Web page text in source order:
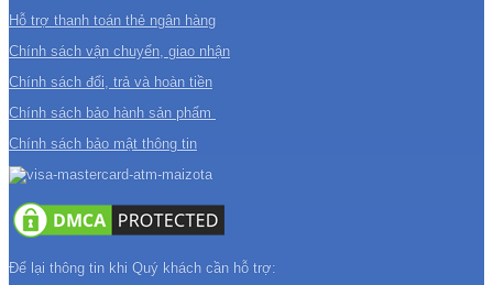
Hỗ trợ thanh toán thẻ ngân hàng
Chính sách vận chuyển, giao nhận
Chính sách đổi, trả và hoàn tiền
Chính sách bảo hành sản phẩm
Chính sách bảo mật thông tin
Để lại thông tin khi Quý khách cần hỗ trợ: